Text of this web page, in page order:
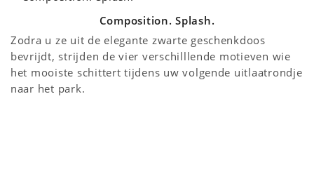
Composition. Splash.
Zodra u ze uit de elegante zwarte geschenkdoos
bevrijdt, strijden de vier verschilllende motieven wie
het mooiste schittert tijdens uw volgende uitlaatrondje
naar het park.